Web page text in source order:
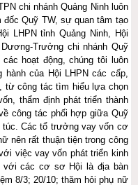
chi nhánh Quảng Ninh luôn
Quỹ TW, sự quan tâm tạo
LHPN tỉnh Quảng Ninh, Hội
Trưởng chi nhánh Quỹ
hoạt động, chúng tôi luôn
của Hội LHPN các cấp,
từ công tác tìm hiểu lựa chọn
thẩm định phát triển thành
công tác phối hợp giữa Quỹ
Các tổ trưởng vay vốn cơ
nên rất thuận tiện trong công
việc vay vốn phát triển kinh
với các cơ sơ Hội là địa bàn
8/3; 20/10; thăm hỏi phụ nữ